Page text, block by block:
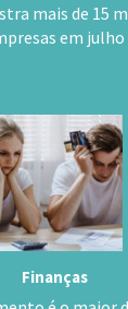
mais de 15
em julho
Finanças